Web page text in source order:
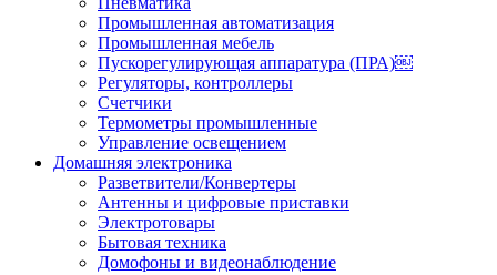
Промышленная автоматизация
Промышленная мебель
Пускорегулирующая аппаратура (ПРА)￼
Регуляторы, контроллеры
Счетчики
Термометры промышленные
Управление освещением
Домашняя электроника
Разветвители/Конвертеры
Антенны и цифровые приставки
Электротовары
Бытовая техника
Домофоны и видеонаблюдение